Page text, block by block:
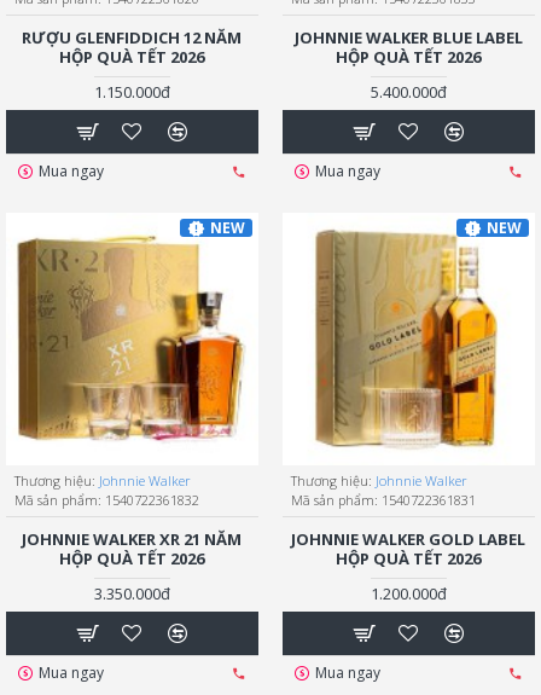
RƯỢU GLENFIDDICH 12 NĂM
HỘP QUÀ TẾT 2026
1.150.000đ
Mua ngay
JOHNNIE WALKER BLUE LABEL
HỘP QUÀ TẾT 2026
5.400.000đ
Mua ngay
NEW
Thương hiệu: Johnnie Walker
Mã sản phẩm: 1540722361832
JOHNNIE WALKER XR 21 NĂM
HỘP QUÀ TẾT 2026
3.350.000đ
Mua ngay
NEW
Thương hiệu: Johnnie Walker
Mã sản phẩm: 1540722361831
JOHNNIE WALKER GOLD LABEL
HỘP QUÀ TẾT 2026
1.200.000đ
Mua ngay